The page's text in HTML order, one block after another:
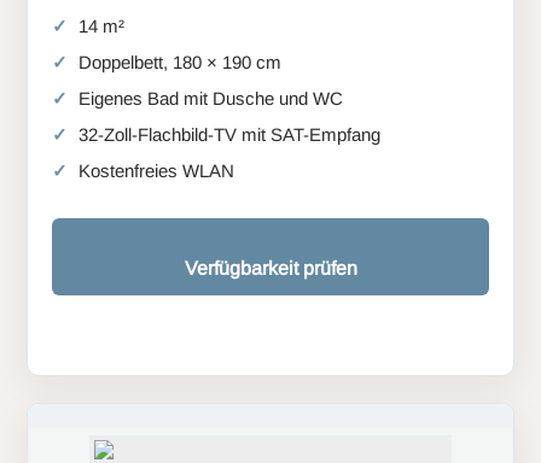
14 m²
Doppelbett, 180 × 190 cm
Eigenes Bad mit Dusche und WC
32-Zoll-Flachbild-TV mit SAT-Empfang
Kostenfreies WLAN
Verfügbarkeit prüfen